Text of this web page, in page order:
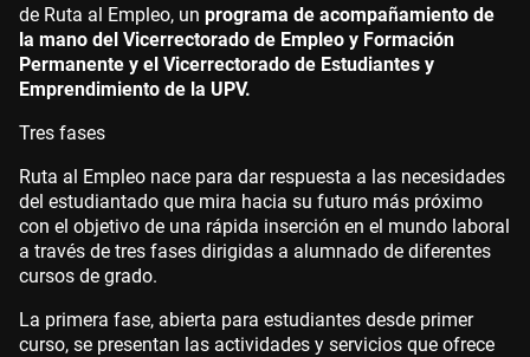
de Ruta al Empleo, un programa de acompañamiento de
la mano del Vicerrectorado de Empleo y Formación
Permanente y el Vicerrectorado de Estudiantes y
Emprendimiento de la UPV.
Tres fases
Ruta al Empleo nace para dar respuesta a las necesidades
del estudiantado que mira hacia su futuro más próximo
con el objetivo de una rápida inserción en el mundo laboral
a través de tres fases dirigidas a alumnado de diferentes
cursos de grado.
La primera fase, abierta para estudiantes desde primer
curso, se presentan las actividades y servicios que ofrece